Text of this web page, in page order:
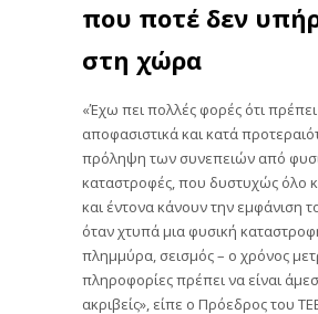
που ποτέ δεν
στη χώρα
«Έχω πει πολλές φορές ότι
αποφασιστικά και κατά
πρόληψη των συνεπειών από
καταστροφές, που δυστυχώς όλο
και έντονα κάνουν την εμφάνιση
όταν χτυπά μια φυσική
πλημμύρα, σεισμός – ο χρόνος
πληροφορίες πρέπει να είναι
ακριβείς», είπε ο Πρόεδρος του